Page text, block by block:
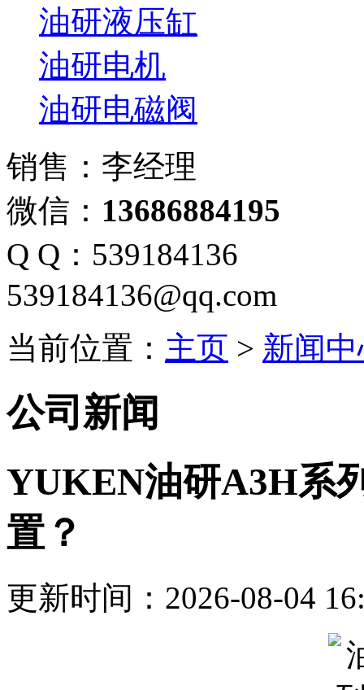
油研液压缸
油研电机
油研电磁阀
销售：李经理
微信： 13686884195
Q Q：539184136
539184136@qq.com
当前位置： 主页 > 新闻
公司新闻
YUKEN油研A3H系
置？
更新时间：2026-08-04